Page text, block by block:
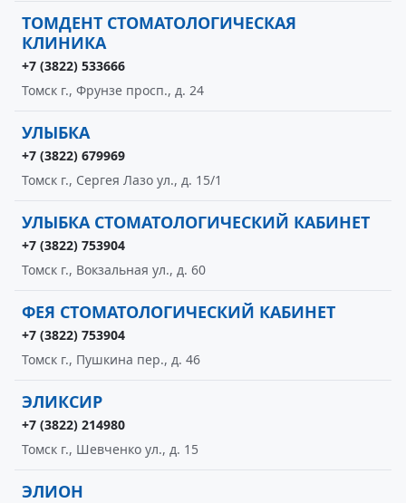
ТОМДЕНТ СТОМАТОЛОГИЧЕСКАЯ
КЛИНИКА
+7 (3822) 533666
Томск г., Фрунзе просп., д. 24
УЛЫБКА
+7 (3822) 679969
Томск г., Сергея Лазо ул., д. 15/1
УЛЫБКА СТОМАТОЛОГИЧЕСКИЙ КАБИНЕТ
+7 (3822) 753904
Томск г., Вокзальная ул., д. 60
ФЕЯ СТОМАТОЛОГИЧЕСКИЙ КАБИНЕТ
+7 (3822) 753904
Томск г., Пушкина пер., д. 46
ЭЛИКСИР
+7 (3822) 214980
Томск г., Шевченко ул., д. 15
ЭЛИОН